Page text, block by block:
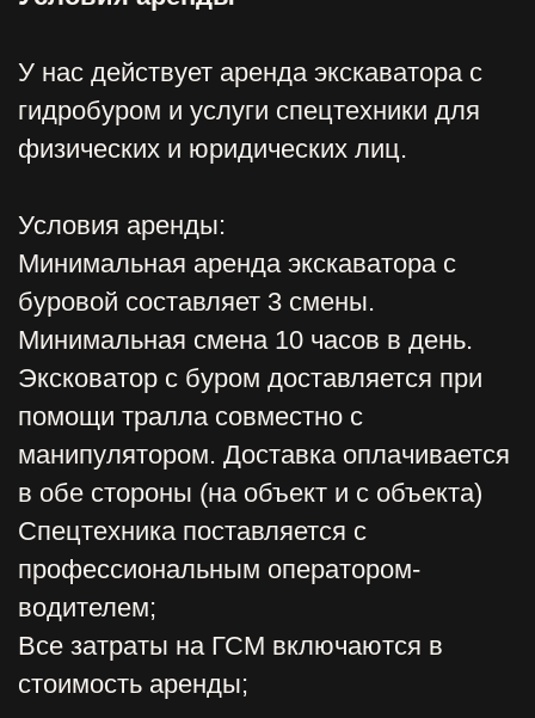
ГУСЕНИЧНЫЙ ЭКСКАВАТОР
С ГИДРОБУРОМ ГАБАРИТНЫЕ
от 32 000,00 руб.
ЯМОБУР ВЕЗДЕХОД